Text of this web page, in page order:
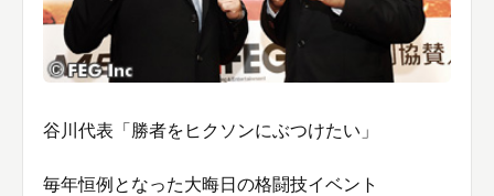
谷川代表「勝者をヒクソンにぶつけたい」
毎年恒例となった大晦日の格闘技イベント